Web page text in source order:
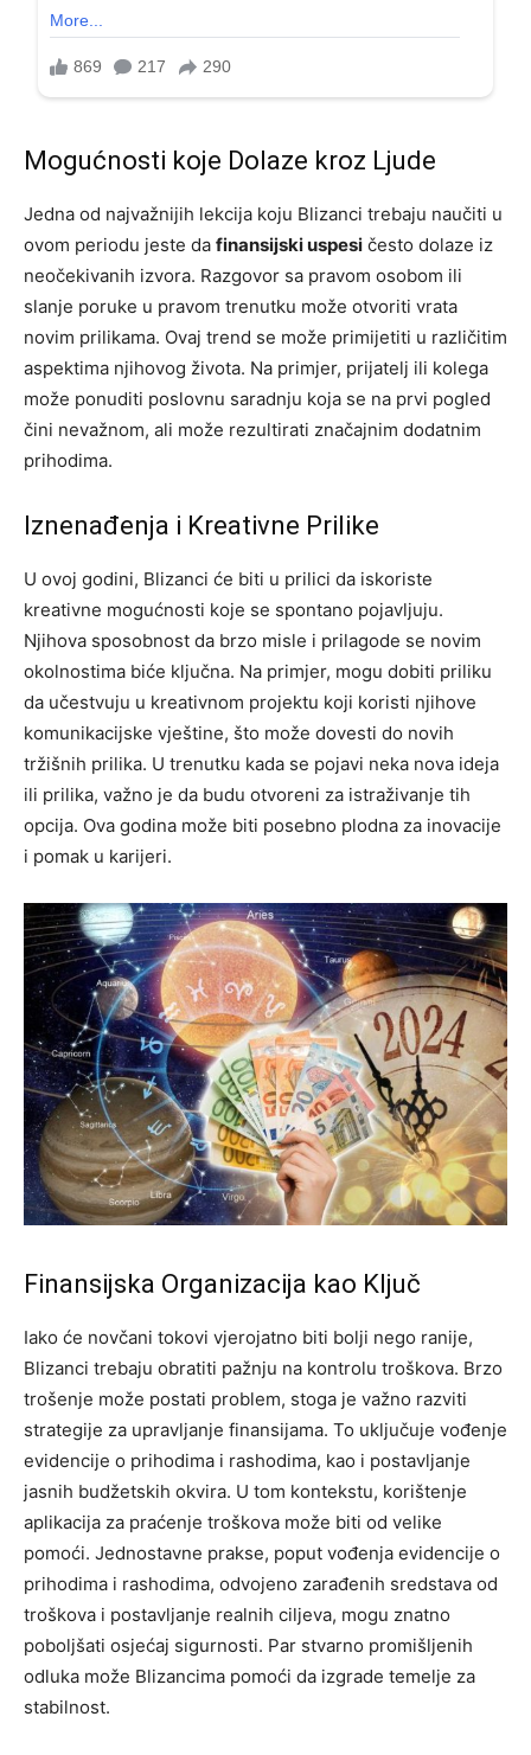
Mogućnosti koje Dolaze kroz Ljude
Jedna od najvažnijih lekcija koju Blizanci trebaju naučiti u
ovom periodu jeste da finansijski uspesi često dolaze iz
neočekivanih izvora. Razgovor sa pravom osobom ili
slanje poruke u pravom trenutku može otvoriti vrata
novim prilikama. Ovaj trend se može primijetiti u različitim
aspektima njihovog života. Na primjer, prijatelj ili kolega
može ponuditi poslovnu saradnju koja se na prvi pogled
čini nevažnom, ali može rezultirati značajnim dodatnim
prihodima.
Iznenađenja i Kreativne Prilike
U ovoj godini, Blizanci će biti u prilici da iskoriste
kreativne mogućnosti koje se spontano pojavljuju.
Njihova sposobnost da brzo misle i prilagode se novim
okolnostima biće ključna. Na primjer, mogu dobiti priliku
da učestvuju u kreativnom projektu koji koristi njihove
komunikacijske vještine, što može dovesti do novih
tržišnih prilika. U trenutku kada se pojavi neka nova ideja
ili prilika, važno je da budu otvoreni za istraživanje tih
opcija. Ova godina može biti posebno plodna za inovacije
i pomak u karijeri.
Finansijska Organizacija kao Ključ
Iako će novčani tokovi vjerojatno biti bolji nego ranije,
Blizanci trebaju obratiti pažnju na kontrolu troškova. Brzo
trošenje može postati problem, stoga je važno razviti
strategije za upravljanje finansijama. To uključuje vođenje
evidencije o prihodima i rashodima, kao i postavljanje
jasnih budžetskih okvira. U tom kontekstu, korištenje
aplikacija za praćenje troškova može biti od velike
pomoći. Jednostavne prakse, poput vođenja evidencije o
prihodima i rashodima, odvojeno zarađenih sredstava od
troškova i postavljanje realnih ciljeva, mogu znatno
poboljšati osjećaj sigurnosti. Par stvarno promišljenih
odluka može Blizancima pomoći da izgrade temelje za
stabilnost.